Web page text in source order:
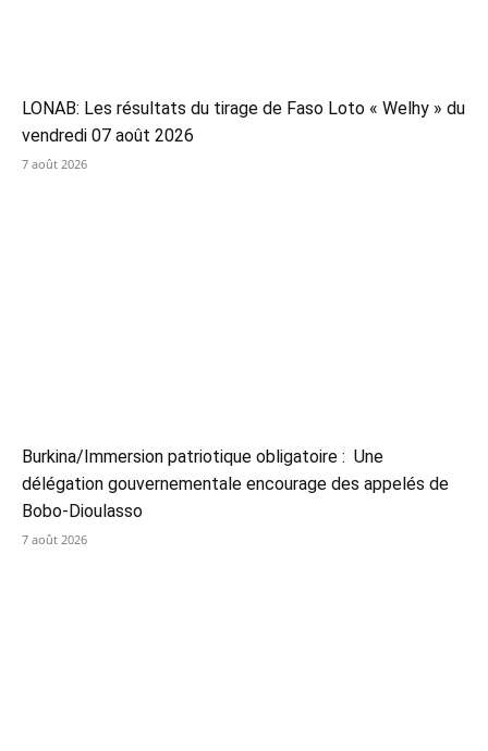
LONAB: Les résultats du tirage de Faso Loto « Welhy » du
vendredi 07 août 2026
7 août 2026
Burkina/Immersion patriotique obligatoire : Une
délégation gouvernementale encourage des appelés de
Bobo-Dioulasso
7 août 2026